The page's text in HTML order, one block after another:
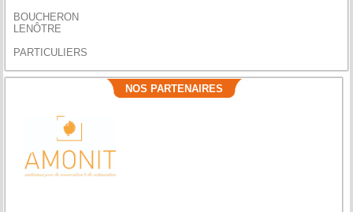
BOUCHERON
LENÔTRE
PARTICULIERS
NOS PARTENAIRES